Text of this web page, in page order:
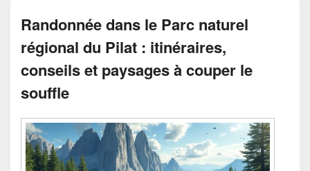
Randonnée dans le Parc naturel
régional du Pilat : itinéraires,
conseils et paysages à couper le
souffle